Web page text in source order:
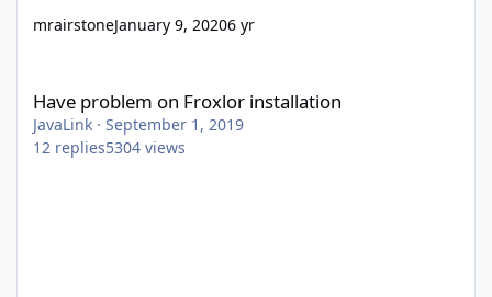
mrairstoneJanuary 9, 20206 yr
Have problem on Froxlor installation
JavaLink · September 1, 2019
12 replies5304 views